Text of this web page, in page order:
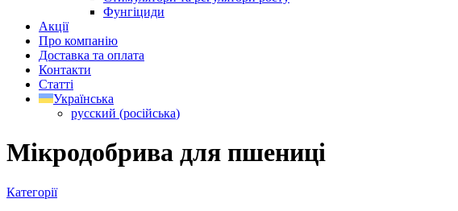
Фунгіциди
Акції
Про компанію
Доставка та оплата
Контакти
Статті
Українська
русский (російська)
Мікродобрива для пшениці
Категорії